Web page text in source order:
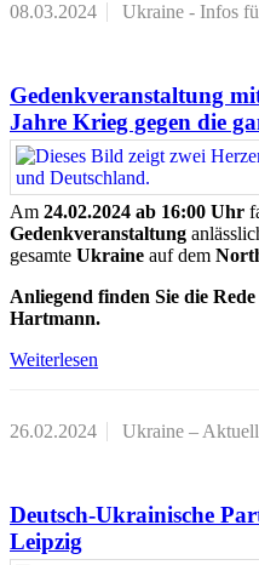
08.03.2024 Ukraine - Infos
Gedenkveranstaltung
Jahre Krieg gegen die
Am 24.02.2024 ab 16:00 Uhr
Gedenkveranstaltung
gesamte Ukraine auf dem
Anliegend finden Sie die
Hartmann.
Weiterlesen
26.02.2024 Ukraine –
Deutsch-Ukrainische
Leipzig